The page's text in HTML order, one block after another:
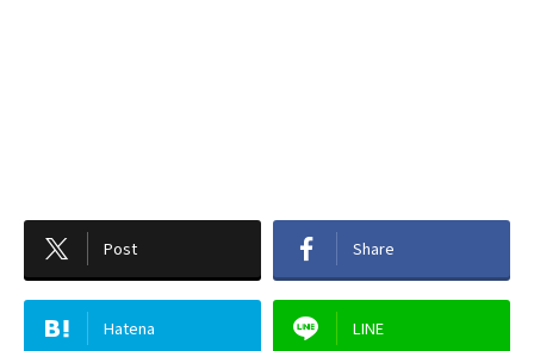
Post Share
Hatena LINE